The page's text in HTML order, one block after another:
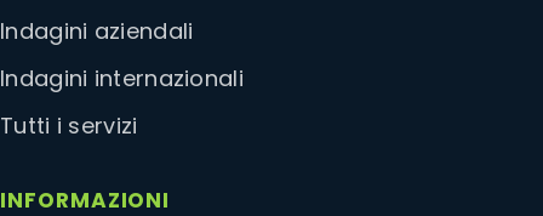
Indagini aziendali
Indagini internazionali
Tutti i servizi
INFORMAZIONI